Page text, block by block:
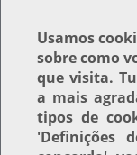
Usamos
sobre como
que visita.
a mais
tipos de
'Definições